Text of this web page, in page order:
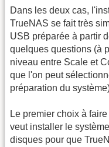
Dans les deux cas,
TrueNAS se fait très
USB préparée à partir
quelques questions (à
niveau entre Scale et
que l'on peut
préparation du
Le premier choix à
veut installer le
disques pour que